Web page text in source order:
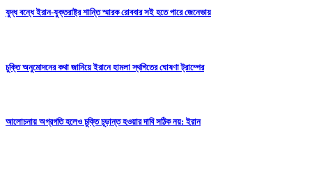
যুদ্ধ বন্ধে ইরান-যুক্তরাষ্ট্র শান্তি স্মারক রোববার সই হতে পারে জেনেভায়
চুক্তি অনুমোদনের কথা জানিয়ে ইরানে হামলা স্থগিতের ঘোষণা ট্রাম্পের
আলোচনায় অগ্রগতি হলেও চুক্তি চূড়ান্ত হওয়ার দাবি সঠিক নয়: ইরান